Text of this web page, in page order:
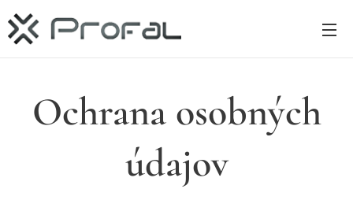
Ochrana osobných
údajov